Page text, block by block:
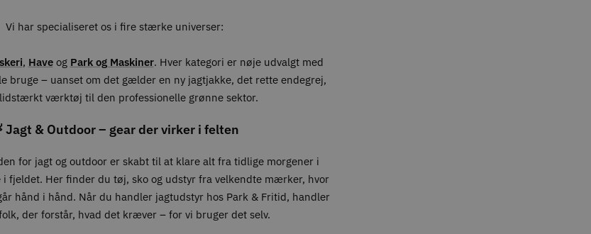
Vi har specialiseret os i fire stærke universer:
, Haveog Park og Maskiner. Hver kategori er nøje udvalgt med
bruge – uanset om det gælder en ny jagtjakke, det rette endegrej,
værktøj til den professionelle grønne sektor.
Jagt & Outdoor – gear der virker i felten
for jagt og outdoor er skabt til at klare alt fra tidlige morgener i
i fjeldet. Her finder du tøj, sko og udstyr fra velkendte mærker, hvor
hånd i hånd. Når du handler jagtudstyr hos Park & Fritid, handler
der forstår, hvad det kræver – for vi bruger det selv.